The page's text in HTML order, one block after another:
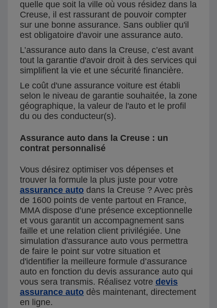
quelle que soit la ville où vous résidez dans la
Creuse, il est rassurant de pouvoir compter
sur une bonne assurance. Sans oublier qu'il
est obligatoire d'avoir une assurance auto.
L’assurance auto dans la Creuse, c’est avant
tout la garantie d'avoir droit à des services qui
simplifient la vie et une sécurité financière.
Le coût d'une assurance voiture est établi
selon le niveau de garantie souhaitée, la zone
géographique, la valeur de l'auto et le profil
du ou des conducteur(s).
Assurance auto dans la Creuse : un
contrat personnalisé
Vous désirez optimiser vos dépenses et
trouver la formule la plus juste pour votre
assurance auto dans la Creuse ? Avec près
de 1600 points de vente partout en France,
MMA dispose d’une présence exceptionnelle
et vous garantit un accompagnement sans
faille et une relation client privilégiée. Une
simulation d'assurance auto vous permettra
de faire le point sur votre situation et
d'identifier la meilleure formule d’assurance
auto en fonction du devis assurance auto qui
vous sera transmis. Réalisez votre devis
assurance auto dès maintenant, directement
en ligne.